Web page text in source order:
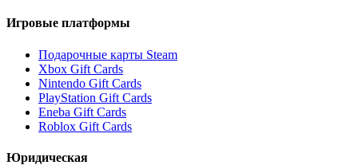
Игровые платформы
Подарочные карты Steam
Xbox Gift Cards
Nintendo Gift Cards
PlayStation Gift Cards
Eneba Gift Cards
Roblox Gift Cards
Юридическая